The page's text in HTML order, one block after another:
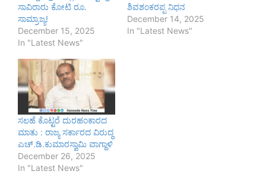
ಸಾವಿರಾರು ಕೋಟಿ ರೂ.
ಸಾಮ್ರಾಜ್ಯ!
December 15, 2025
In "Latest News"
ಶಿವಶಂಕರಪ್ಪ ನಿಧನ
December 14, 2025
In "Latest News"
ಸಲಹೆ ಕೊಟ್ಟರೆ ದುರಹಂಕಾರದ
ಮಾತು : ರಾಜ್ಯ ಸರ್ಕಾರದ ವಿರುದ್ಧ
ಎಚ್.ಡಿ.ಕುಮಾರಸ್ವಾಮಿ ವಾಗ್ದಾಳಿ
December 26, 2025
In "Latest News"